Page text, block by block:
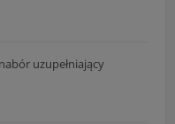
uzupełniający